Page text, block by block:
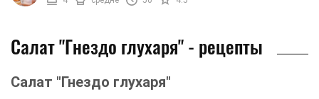
Салат "Гнездо глухаря" - рецепты
Салат "Гнездо глухаря"